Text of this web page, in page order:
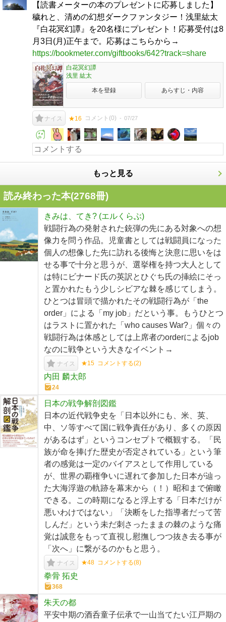
【読書メーターの本のプレゼントに応募しました】
穢れと、清めの幻想ダークファンタジー！浅里紘太
『白花冥幻譚』を20名様にプレゼント！応募受付は8
月3日(月)正午まで。応募はこちらから→
https://bookmeter.com/giftbooks/642?track=share
白花冥幻譚
浅里 紘太
本を登録 あらすじ・内容
ナイス ★16 コメント(0) 07/27
もっと見る
読み終わった本(2768冊)
きみは、てき? (エルくらぶ)
戦闘行為の発射された銃弾の先にある対象への想
像力を問う作品。児童書としては戦闘員になった
個人の想像した先に訪れる後悔と決意に思いをは
せる事で十分と思うが、選挙権を持つ大人として
は特にビナード氏の英訳とひぐち氏の挿絵にそっ
と置かれたもう少しシビアな棘を感じてしまう。
ひとつは冒頭で描かれたその戦闘行為が「the
order」による「my job」だという事。もうひとつ
はラストに置かれた「who causes War?」個々の
戦闘行為は体感としては上席者のorderによるjob
なのに戦争という大きなイベント→
ナイス ★15 コメントする(2)
内田 麟太郎
24
日本の戦争解剖図鑑
日本の近代戦争史を「日本以外にも、米、英、
中、ソ等すべて国に戦争責任があり、多くの原因
があるはず」というコンセプトで概観する。「民
族が命を捧げた歴史が否定されている」という筆
者の感覚は一定のバイアスとして作用している
が、世界の覇権争いに遅れて参加した日本が辿っ
た大海浮遊の軌跡を幕末から（！）昭和まで俯瞰
できる。この時期になると浮上する「日本だけが
悪いわけではない」「決断をした指導者だって苦
しんだ」という未だ刺さったままの棘のような痛
覚は誠意をもって直視し慰撫しつつ抜き去る事が
「次へ」に繋がるのかもと思う。
ナイス ★48 コメントする(8)
拳骨 拓史
368
朱天の都
平安中期の酒呑童子伝承で一山当てたい江戸期の